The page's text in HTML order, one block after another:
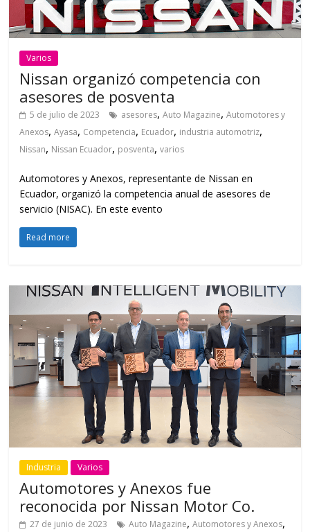
Varios
Nissan organizó competencia con
asesores de posventa
5 de julio de 2023 asesores,Auto Magazine,Automotores y
Anexos,Ayasa, Competencia, Ecuador, industria automotriz,
Nissan, Nissan Ecuador, posventa,varios
Automotores y Anexos, representante de Nissan en
Ecuador, organizó la competencia anual de asesores de
servicio (NISAC). En este evento
Read more
Industria Varios
Automotores y Anexos fue
reconocida por Nissan Motor Co.
27 de junio de 2023 Auto Magazine,Automotores y Anexos,